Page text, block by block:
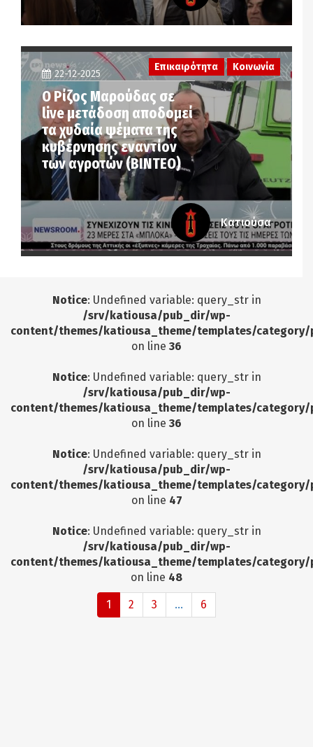
22-12-2025
Ο Ρίζος Μαρούδας σε
live μετάδοση αποδομεί
τα χυδαία ψέματα της
κυβέρνησης εναντίον
των αγροτών (ΒΙΝΤΕΟ)
Επικαιρότητα Κοινωνία
Κατιούσα
Notice: Undefined variable: query_str in
/srv/katiousa/pub_dir/wp-
content/themes/katiousa_theme/templates/
on line 36
Notice: Undefined variable: query_str in
/srv/katiousa/pub_dir/wp-
content/themes/katiousa_theme/templates/
on line 36
Notice: Undefined variable: query_str in
/srv/katiousa/pub_dir/wp-
content/themes/katiousa_theme/templates/
on line 47
Notice: Undefined variable: query_str in
/srv/katiousa/pub_dir/wp-
content/themes/katiousa_theme/templates/
on line 48
1 2 3 ... 6